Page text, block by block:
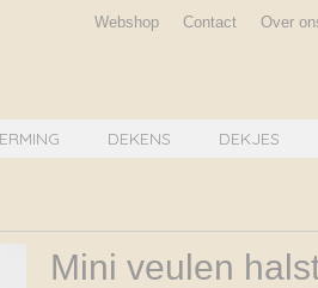
Webshop Contact Over
DEKENS DEKJES
Mini veulen